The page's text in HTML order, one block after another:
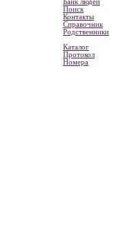
Поиск
Контакты
Справочник
Родственники
Каталог
Протокол
Номера